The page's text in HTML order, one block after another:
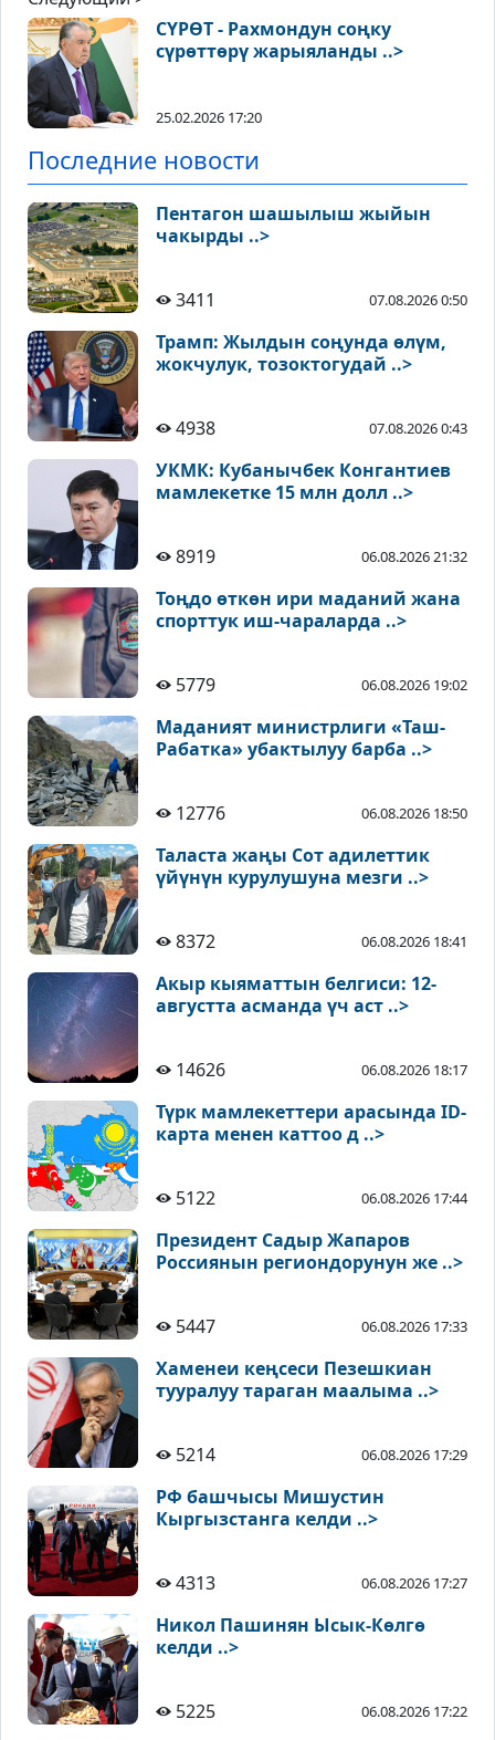
СҮРӨТ - Рахмондун соңку
сүрөттөрү жарыяланды ..>
25.02.2026 17:20
Последние новости
Пентагон шашылыш жыйын
чакырды ..>
3411 07.08.2026 0:50
Трамп: Жылдын соңунда өлүм,
жокчулук, тозоктогудай ..>
4938 07.08.2026 0:43
УКМК: Кубанычбек Конгантиев
мамлекетке 15 млн долл ..>
8919 06.08.2026 21:32
Тоңдо өткөн ири маданий жана
спорттук иш-чараларда ..>
5779 06.08.2026 19:02
Маданият министрлиги «Таш-
Рабатка» убактылуу барба ..>
12776 06.08.2026 18:50
Таласта жаңы Сот адилеттик
үйүнүн курулушуна мезги ..>
8372 06.08.2026 18:41
Акыр кыяматтын белгиси: 12-
августта асманда үч аст ..>
14626 06.08.2026 18:17
Түрк мамлекеттери арасында ID-
карта менен каттоо д ..>
5122 06.08.2026 17:44
Президент Садыр Жапаров
Россиянын региондорунун же ..>
5447 06.08.2026 17:33
Хаменеи кеңсеси Пезешкиан
тууралуу тараган маалыма ..>
5214 06.08.2026 17:29
РФ башчысы Мишустин
Кыргызстанга келди ..>
4313 06.08.2026 17:27
Никол Пашинян Ысык-Көлгө
келди ..>
5225 06.08.2026 17:22